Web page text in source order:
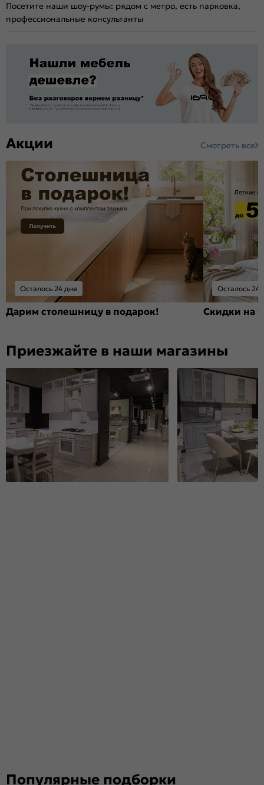
Посетите наши шоу-румы: рядом с метро, есть парковка,
профессиональные консультанты
Акции Смотреть все
Осталось 24 дня
Дарим столешницу в подарок!
Осталось 24
Скидки на
Приезжайте в наши магазины
Популярные подборки